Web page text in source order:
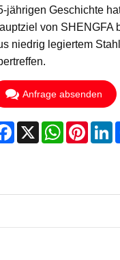
jährigen Geschichte
von SHENGFA
niedrig legiertem
Anfrage absenden
Facebook
X WhatsApp